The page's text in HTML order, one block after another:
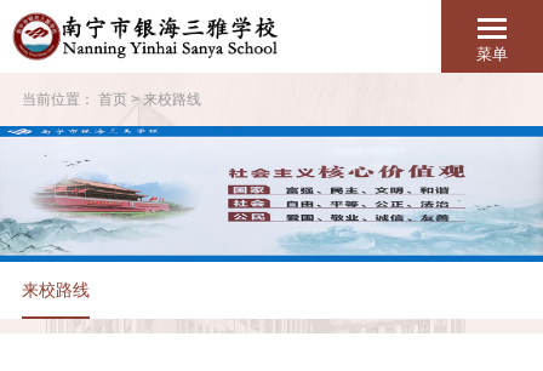
菜单
当前位置： 首页 > 来校路线
来校路线